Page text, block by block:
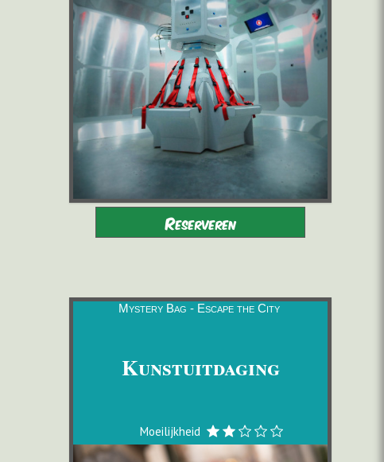
Reserveren
Mystery Bag - Escape the City
Kunstuitdaging
Moeilijkheid